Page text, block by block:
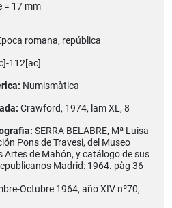
= 17 mm
romana, república
112[ac]
Numismàtica
Crawford, 1974, lam XL, 8
SERRA BELABRE, Mª Luisa
Pons de Travesi, del Museo
Artes de Mahón, y catálogo de sus
Madrid: 1964. pàg 36
Octubre 1964, año XIV nº70,